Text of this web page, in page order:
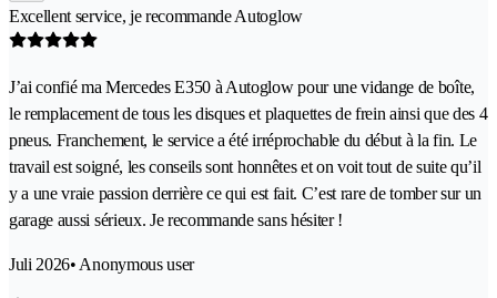
Excellent service, je recommande Autoglow
J’ai confié ma Mercedes E350 à Autoglow pour une vidange de boîte,
le remplacement de tous les disques et plaquettes de frein ainsi que des 4
pneus. Franchement, le service a été irréprochable du début à la fin. Le
travail est soigné, les conseils sont honnêtes et on voit tout de suite qu’il
y a une vraie passion derrière ce qui est fait. C’est rare de tomber sur un
garage aussi sérieux. Je recommande sans hésiter !
Juli 2026• Anonymous user